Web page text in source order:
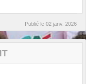
Publié le 02 janv. 2026